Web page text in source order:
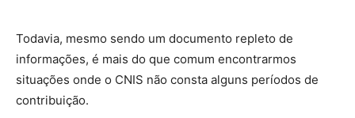
Todavia, mesmo sendo um documento repleto de
informações, é mais do que comum encontrarmos
situações onde o CNIS não consta alguns períodos de
contribuição.